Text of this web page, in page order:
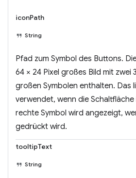
iconPath
String
Pfad zum Symbol des Buttons.
64 × 24 Pixel großes Bild mit zwei
großen Symbolen enthalten. Das
verwendet, wenn die Schaltfläche
rechte Symbol wird angezeigt,
gedrückt wird.
tooltipText
String